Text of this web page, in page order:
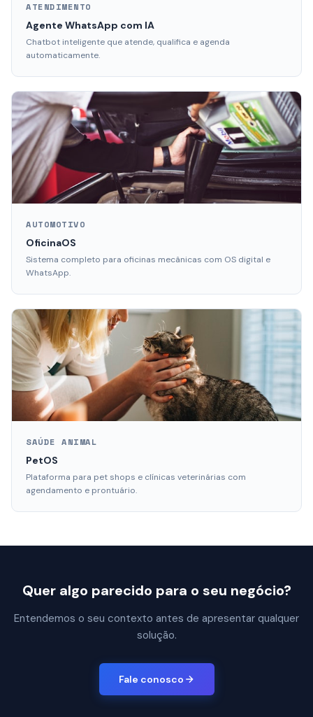
ATENDIMENTO
Agente WhatsApp com IA
Chatbot inteligente que atende, qualifica e agenda
automaticamente.
AUTOMOTIVO
OficinaOS
Sistema completo para oficinas mecânicas com OS digital e
WhatsApp.
SAÚDE ANIMAL
PetOS
Plataforma para pet shops e clínicas veterinárias com
agendamento e prontuário.
Quer algo parecido para o seu negócio?
Entendemos o seu contexto antes de apresentar qualquer
solução.
Fale conosco